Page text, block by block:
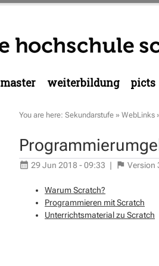
master weiterbildung picts
You are here: Sekundarstufe » WebLinks
29 Jun 2018 - 09:33 | Version
Warum Scratch?
Programmieren mit Scratch
Unterrichtsmaterial zu Scratch